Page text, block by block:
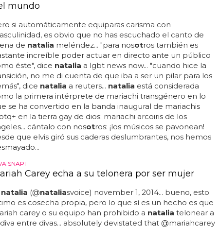
mundo
si automáticamente equiparas carisma con
es obvio que no has escuchado el canto de
de natalia meléndez... "para nosotros también es
increíble poder actuar en directo ante un público
éste", dice natalia a lgbt news now... "cuando hice la
no me di cuenta de que iba a ser un pilar para los
dice natalia a reuters... natalia está considerada
la primera intérprete de mariachi transgénero en lo
se ha convertido en la banda inaugural de mariachis
en la tierra gay de dios: mariachi arcoiris de los
cántalo con nosotros: ¡los músicos se pavonean!
que elvis giró sus caderas deslumbrantes, nos hemos
SNAP!
Carey echa a su telonera por ser mujer
natalia (@nataliasvoice) november 1, 2014... bueno, esto
es cosecha propia, pero lo que sí es un hecho es que
carey o su equipo han prohibido a natalia telonear a
entre divas... absolutely devistated that @mariahcarey